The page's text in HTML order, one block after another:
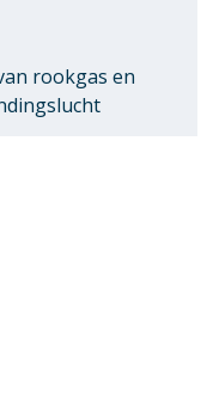
rookgas en